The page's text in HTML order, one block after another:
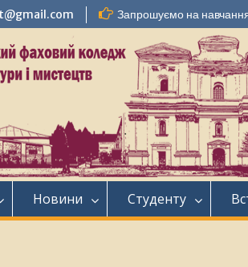
Запрошуємо на
Новини Студенту